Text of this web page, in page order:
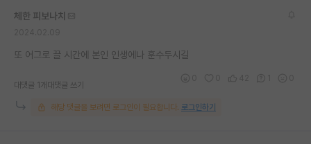
체한 피보나치
또 어그로 끌 시간에 본인 인생에나 훈수두시길
대댓글 1개 대댓글 쓰기
해당 댓글을 보려면 로그인이 필요합니다. 로그인하기